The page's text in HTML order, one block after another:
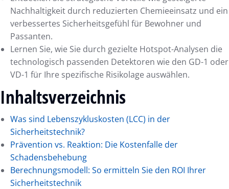
Nachhaltigkeit durch reduzierten Chemieeinsatz und ein
verbessertes Sicherheitsgefühl für Bewohner und
Passanten.
Lernen Sie, wie Sie durch gezielte Hotspot-Analysen die
technologisch passenden Detektoren wie den GD-1 oder
VD-1 für Ihre spezifische Risikolage auswählen.
Inhaltsverzeichnis
Was sind Lebenszykluskosten (LCC) in der
Sicherheitstechnik?
Prävention vs. Reaktion: Die Kostenfalle der
Schadensbehebung
Berechnungsmodell: So ermitteln Sie den ROI Ihrer
Sicherheitstechnik